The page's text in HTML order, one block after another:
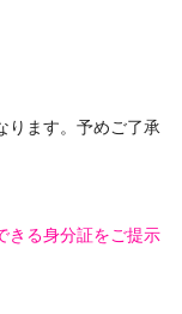
ります。予めご了承
きる身分証をご提示